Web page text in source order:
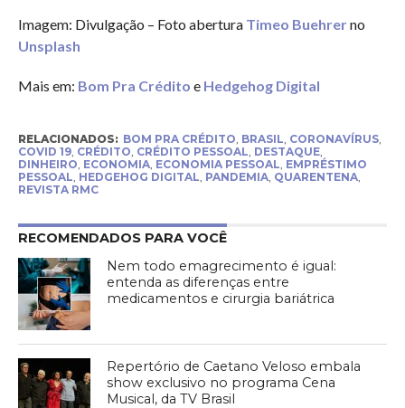
Imagem: Divulgação – Foto abertura Timeo Buehrerno
Unsplash
Mais em: Bom Pra Crédito e Hedgehog Digital
RELACIONADOS: BOM PRA CRÉDITO, BRASIL, CORONAVÍRUS,
COVID 19, CRÉDITO, CRÉDITO PESSOAL, DESTAQUE,
DINHEIRO, ECONOMIA, ECONOMIA PESSOAL, EMPRÉSTIMO
PESSOAL, HEDGEHOG DIGITAL, PANDEMIA, QUARENTENA,
REVISTA RMC
RECOMENDADOS PARA VOCÊ
Nem todo emagrecimento é igual:
entenda as diferenças entre
medicamentos e cirurgia bariátrica
Repertório de Caetano Veloso embala
show exclusivo no programa Cena
Musical, da TV Brasil